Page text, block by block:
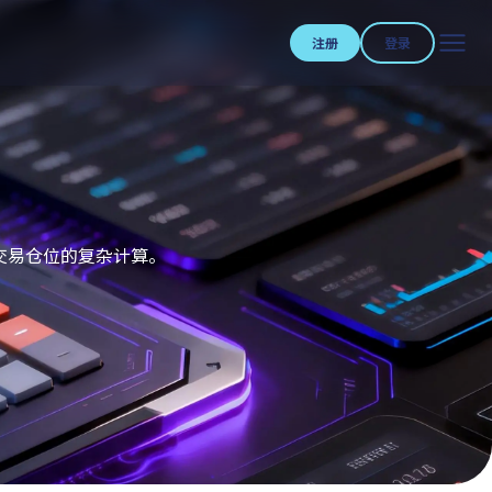
注册 登录
仓位的复杂计算。